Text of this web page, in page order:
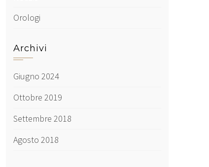
Orologi
Archivi
Giugno 2024
Ottobre 2019
Settembre 2018
Agosto 2018